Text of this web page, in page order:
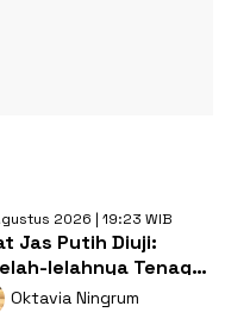
2026 | 19:23 WIB
Jas Putih Diuji:
lelahnya Tenaga
Tetap Lebih
Jadi Pasien
Oktavia Ningrum